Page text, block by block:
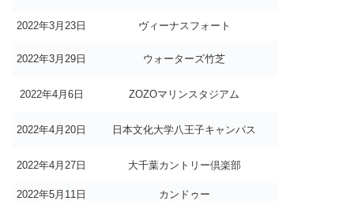
2022年3月23日 ヴィーナスフォート
2022年3月29日 ウォーターズ竹芝
2022年4月6日 ZOZOマリンスタジアム
2022年4月20日 日本文化大学八王子キャンパス
2022年4月27日 大千葉カントリー倶楽部
2022年5月11日
カンドゥー